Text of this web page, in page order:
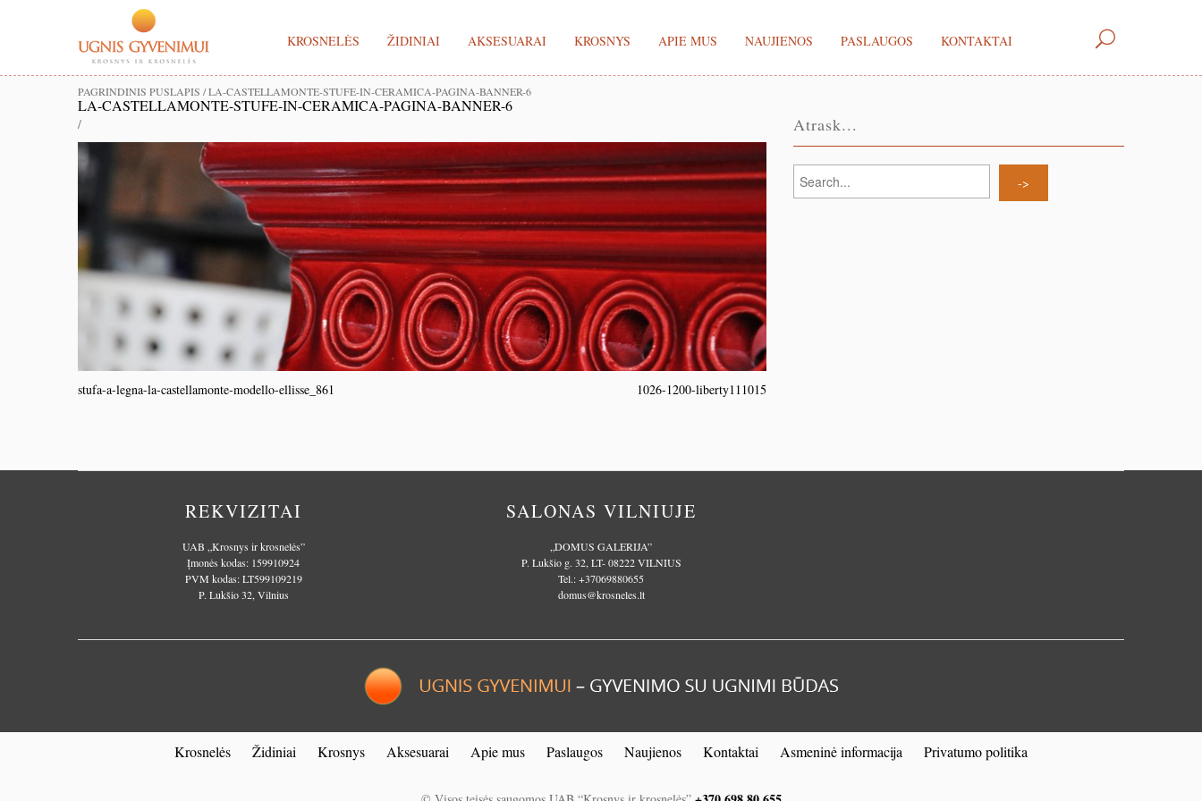
KROSNELĖS ŽIDINIAI AKSESUARAI KROSNYS APIE MUS NAUJIENOS PASLAUGOS KONTAKTAI
PAGRINDINIS PUSLAPIS /LA-CASTELLAMONTE-STUFE-IN-CERAMICA-PAGINA-BANNER-6
LA-CASTELLAMONTE-STUFE-IN-CERAMICA-PAGINA-BANNER-6
/
stufa-a-legna-la-castellamonte-modello-ellisse_861 1026-1200-liberty111015
Atrask...
REKVIZITAI
UAB „Krosnys ir krosnelės”
Įmonės kodas: 159910924
PVM kodas: LT599109219
P. Lukšio 32, Vilnius
SALONAS VILNIUJE
„DOMUS GALERIJA”
P. Lukšio g. 32, LT- 08222 VILNIUS
Tel.:+37069880655
domus@krosneles.lt
Krosnelės Židiniai Krosnys Aksesuarai Apie mus Paslaugos Naujienos Kontaktai Asmeninė informacija Privatumo politika